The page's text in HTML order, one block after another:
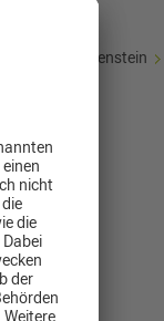
das
Sonnenstein